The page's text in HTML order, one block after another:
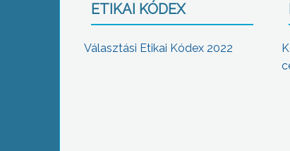
ETIKAI KÓDEX
Választási Etikai Kódex 2022